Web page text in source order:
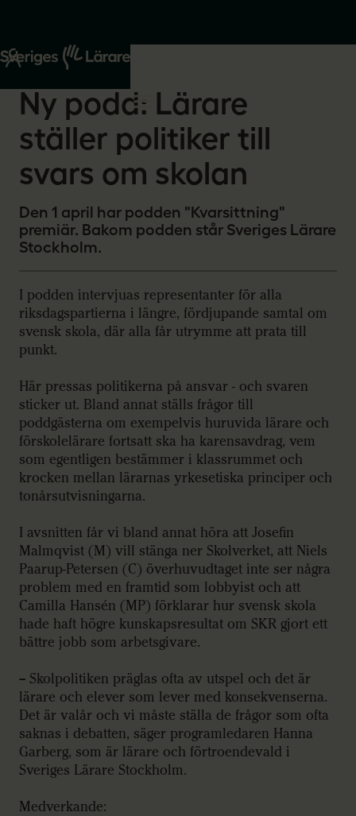
Start
Om oss
2026-04-01
Ny podd: Lärare
ställer politiker till
svars om skolan
Den 1 april har podden "Kvarsittning"
premiär. Bakom podden står Sveriges Lärare
Stockholm.
I podden intervjuas representanter för alla
riksdagspartierna i längre, fördjupande samtal om
svensk skola, där alla får utrymme att prata till
punkt.
Här pressas politikerna på ansvar - och svaren
sticker ut. Bland annat ställs frågor till
poddgästerna om exempelvis huruvida lärare och
förskolelärare fortsatt ska ha karensavdrag, vem
som egentligen bestämmer i klassrummet och
krocken mellan lärarnas yrkesetiska principer och
tonårsutvisningarna.
I avsnitten får vi bland annat höra att Josefin
Malmqvist (M) vill stänga ner Skolverket, att Niels
Paarup-Petersen (C) överhuvudtaget inte ser några
problem med en framtid som lobbyist och att
Camilla Hansén (MP) förklarar hur svensk skola
hade haft högre kunskapsresultat om SKR gjort ett
bättre jobb som arbetsgivare.
– Skolpolitiken präglas ofta av utspel och det är
lärare och elever som lever med konsekvenserna.
Det är valår och vi måste ställa de frågor som ofta
saknas i debatten, säger programledaren Hanna
Garberg, som är lärare och förtroendevald i
Sveriges Lärare Stockholm.
Medverkande: